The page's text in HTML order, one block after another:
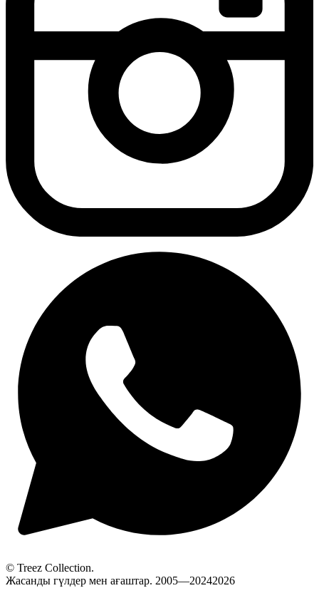
© Treez Collection.
Жасанды гүлдер мен ағаштар. 2005—20242026